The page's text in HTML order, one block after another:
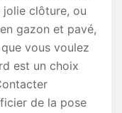
jolie clôture, ou
gazon et pavé,
vous voulez
est un choix
de la pose